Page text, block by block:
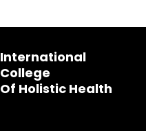
International
College
Of Holistic Health